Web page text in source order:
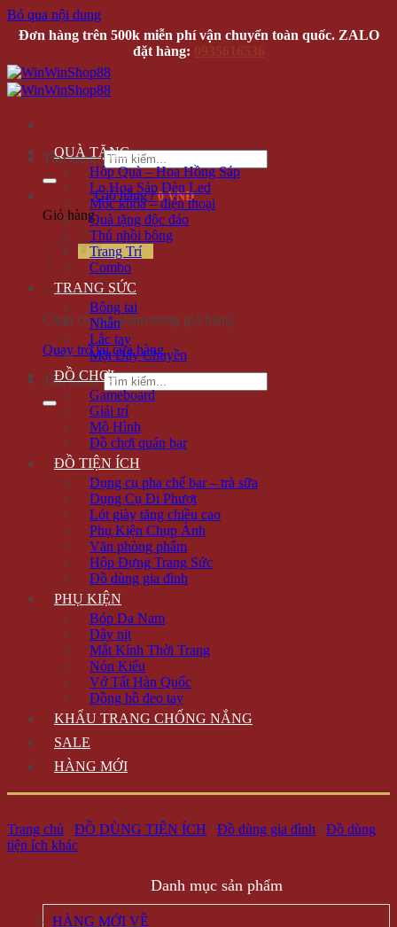
Bỏ qua nội dung
Đơn hàng trên 500k miễn phí vận chuyển toàn quốc. ZALO
đặt hàng:
Tìm kiếm:
Giỏ hàng /0 VNĐ
Giỏ hàng
Chưa có sản phẩm trong giỏ hàng.
Quay trở lại cửa hàng
Tìm kiếm:
QUÀ TẶNG
Hộp Quà – Hoa Hồng Sáp
Lọ Hoa Sáp Đèn Led
Móc khóa – điện thoại
Quà tặng độc đáo
Thú nhồi bông
Trang Trí
Combo
TRANG SỨC
Bông tai
Nhẫn
Lắc tay
Mặt Dây Chuyền
ĐỒ CHƠI
Gameboard
Giải trí
Mô Hình
Đồ chơi quán bar
ĐỒ TIỆN ÍCH
Dụng cụ pha chế bar – trà sữa
Dụng Cụ Đi Phượt
Lót giày tăng chiều cao
Phụ Kiện Chụp Ảnh
Văn phòng phẩm
Hộp Đựng Trang Sức
Đồ dùng gia đình
PHỤ KIỆN
Bóp Da Nam
Dây nịt
Mắt Kính Thời Trang
Nón Kiểu
Vớ Tất Hàn Quốc
Đồng hồ đeo tay
KHẨU TRANG CHỐNG NẮNG
SALE
HÀNG MỚI
Trang chủ / ĐỒ DÙNG TIỆN ÍCH / Đồ dùng gia đình / Đồ dùng
tiện ích khác
Danh mục sản phẩm
HÀNG MỚI VỀ